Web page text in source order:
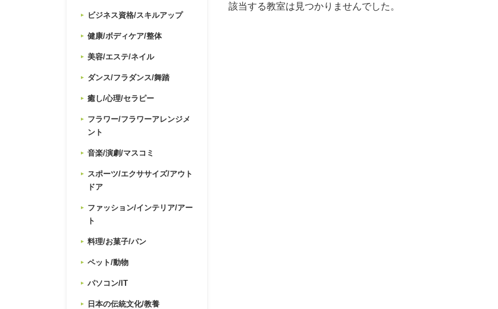
ビジネス資格/スキルアップ
健康/ボディケア/整体
美容/エステ/ネイル
ダンス/フラダンス/舞踏
癒し/心理/セラピー
フラワー/フラワーアレンジメ
ント
音楽/演劇/マスコミ
スポーツ/エクササイズ/アウト
ドア
ファッション/インテリア/アー
ト
料理/お菓子/パン
ペット/動物
パソコン/IT
日本の伝統文化/教養
該当する教室は見つかりませんでした。